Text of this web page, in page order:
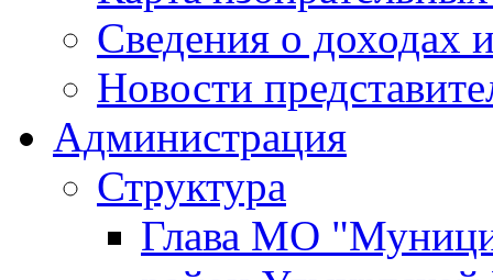
Сведения о доходах
Новости
Администрация
Структура
Глава МО